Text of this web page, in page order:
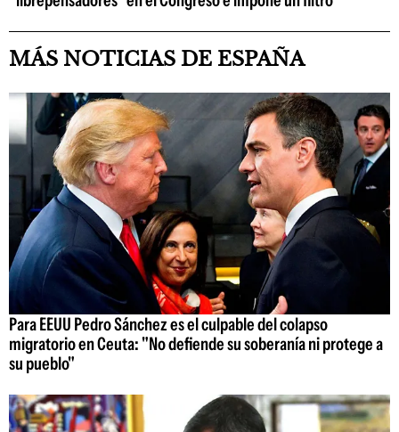
MÁS NOTICIAS DE ESPAÑA
Para EEUU Pedro Sánchez es el culpable del colapso
migratorio en Ceuta: "No defiende su soberanía ni protege a
su pueblo"